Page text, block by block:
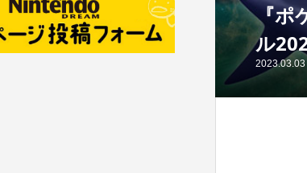
『ポ
ル
2023.03.03